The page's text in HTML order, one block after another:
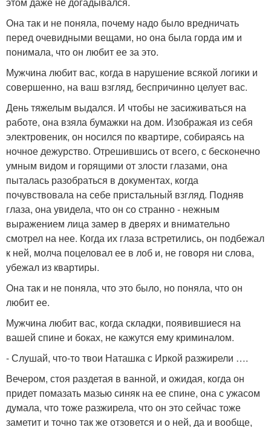
Она так и не поняла, почему надо было вредничать
перед очевидными вещами, но она была горда им и
понимала, что он любит ее за это.
Мужчина любит вас, когда в нарушение всякой логики и
совершенно, на ваш взгляд, беспричинно целует вас.
День тяжелым выдался. И чтобы не засиживаться на
работе, она взяла бумажки на дом. Изображая из себя
электровеник, он носился по квартире, собираясь на
ночное дежурство. Отрешившись от всего, с бесконечно
умным видом и горящими от злости глазами, она
пыталась разобраться в документах, когда
почувствовала на себе пристальный взгляд. Подняв
глаза, она увидела, что он со странно - нежным
выражением лица замер в дверях и внимательно
смотрел на нее. Когда их глаза встретились, он подбежал
к ней, молча поцеловал ее в лоб и, не говоря ни слова,
убежал из квартиры.
Она так и не поняла, что это было, но поняла, что он
любит ее.
Мужчина любит вас, когда складки, появившиеся на
вашей спине и боках, не кажутся ему криминалом.
- Слушай, что-то твои Наташка с Иркой разжирели ….
Вечером, стоя раздетая в ванной, и ожидая, когда он
придет помазать мазью синяк на ее спине, она с ужасом
думала, что тоже разжирела, что он это сейчас тоже
заметит и точно так же отзовется и о ней, да и вообще,